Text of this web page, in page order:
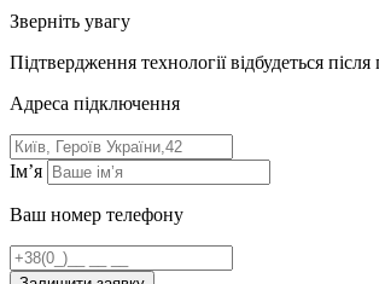
Зверніть увагу
Підтвердження технології відбудеться
Адресa підключення
Ім’я
Ваш номер телефону